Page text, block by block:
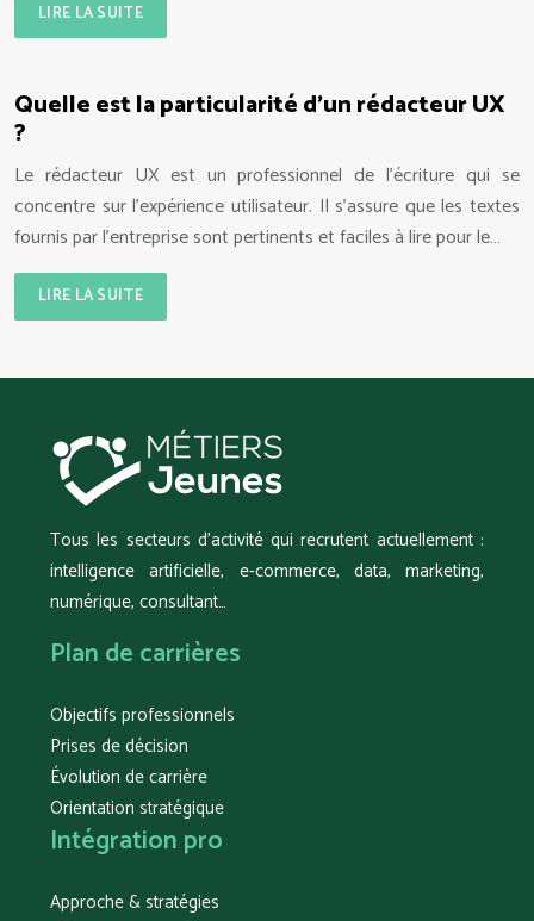
LIRE LA SUITE
Quelle est la particularité d’un rédacteur UX
?
Le rédacteur UX est un professionnel de l’écriture qui se
concentre sur l’expérience utilisateur. Il s’assure que les textes
fournis par l’entreprise sont pertinents et faciles à lire pour le…
LIRE LA SUITE
Tous les secteurs d’activité qui recrutent actuellement :
intelligence artificielle, e-commerce, data, marketing,
numérique, consultant…
Plan de carrières
Objectifs professionnels
Prises de décision
Évolution de carrière
Orientation stratégique
Intégration pro
Approche & stratégies